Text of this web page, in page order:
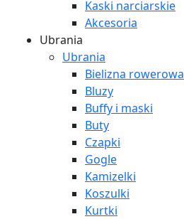
Kaski narciarskie
Akcesoria
Ubrania
Ubrania
Bielizna rowerowa
Bluzy
Buffy i maski
Buty
Czapki
Gogle
Kamizelki
Koszulki
Kurtki